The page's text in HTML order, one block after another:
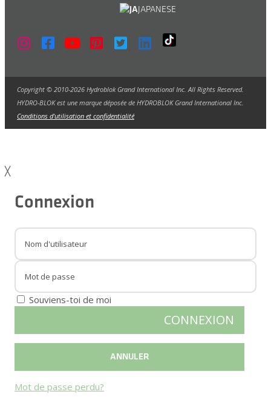
JAPANESE
Copyright © 2010-2026 Hydroblok Grand International Inc. All Rights Reserved.
HYDRO-BLOK est une marque déposée de HYDROBLOK Grand International Inc.
Conditions d'utilisation et confidentialité
╳
Connexion
Souviens-toi de moi
Mot de passe perdu?